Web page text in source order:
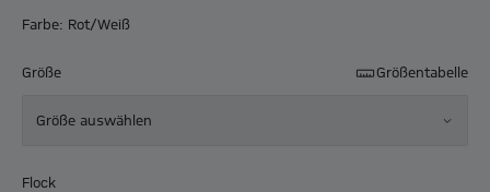
Farbe: Rot/Weiß
Größe Größentabelle
Größe auswählen
Flock